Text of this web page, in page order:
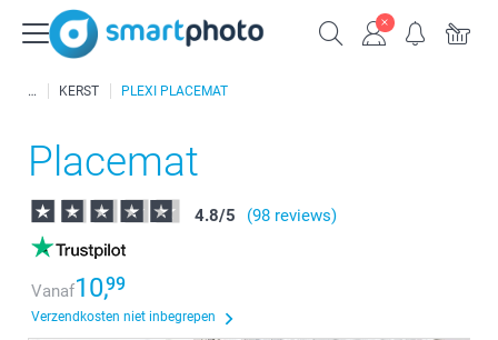
KERST PLEXI PLACEMAT
Placemat
4.8/5 (98 reviews)
Vanaf10,99
Verzendkosten niet inbegrepen